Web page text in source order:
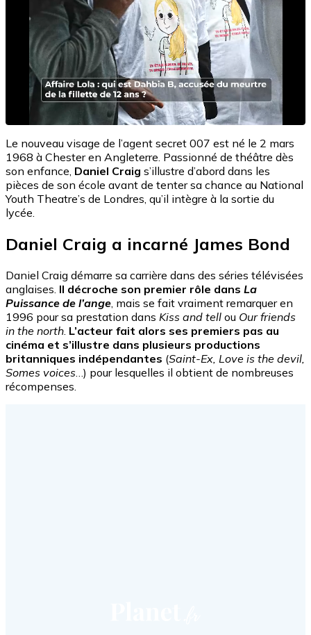
Le nouveau visage de l’agent secret 007 est né le 2 mars
1968 à Chester en Angleterre. Passionné de théâtre dès
son enfance, Daniel Craig s’illustre d’abord dans les
pièces de son école avant de tenter sa chance au National
Youth Theatre’s de Londres, qu’il intègre à la sortie du
lycée.
Daniel Craig a incarné James Bond
Daniel Craig démarre sa carrière dans des séries télévisées
anglaises. Il décroche son premier rôle dans La
Puissance de l’ange , mais se fait vraiment remarquer en
1996 pour sa prestation dans Kiss and tell ou Our friends
in the north L’acteur fait alors ses premiers pas au
cinéma et s’illustre dans plusieurs productions
britanniques indépendantes (Saint-Ex, Love is the devil,
Somes voices …) pour lesquelles il obtient de nombreuses
récompenses.